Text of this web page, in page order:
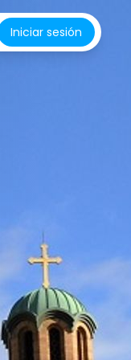
Iniciar sesión